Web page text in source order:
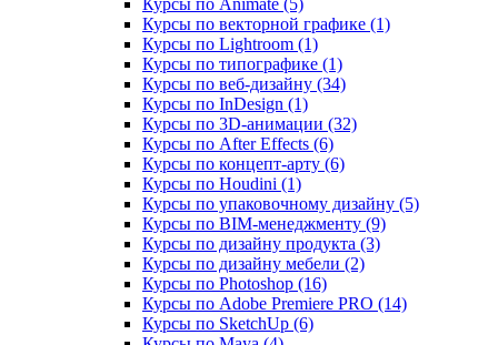
Курсы по Animate (5)
Курсы по векторной графике (1)
Курсы по Lightroom (1)
Курсы по типографике (1)
Курсы по веб‑дизайну (34)
Курсы по InDesign (1)
Курсы по 3D‑анимации (32)
Курсы по After Effects (6)
Курсы по концепт‑арту (6)
Курсы по Houdini (1)
Курсы по упаковочному дизайну (5)
Курсы по BIM‑менеджменту (9)
Курсы по дизайну продукта (3)
Курсы по дизайну мебели (2)
Курсы по Photoshop (16)
Курсы по Adobe Premiere PRO (14)
Курсы по SketchUp (6)